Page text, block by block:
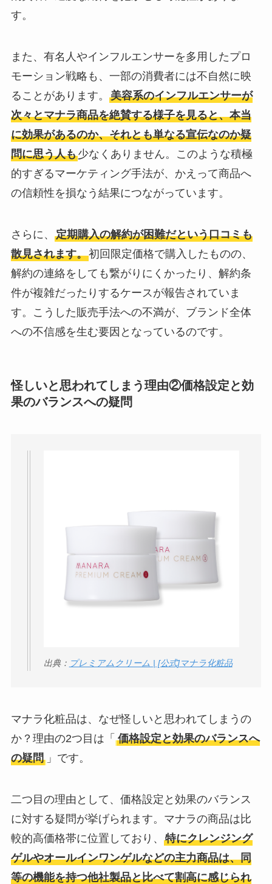
す。
また、有名人やインフルエンサーを多用したプロ
モーション戦略も、一部の消費者には不自然に映
ることがあります。 美容系のインフルエンサーが
次々とマナラ商品を絶賛する様子を見ると、本当
に効果があるのか、それとも単なる宣伝なのか疑
問に思う人も少なくありません。このような積極
的すぎるマーケティング手法が、かえって商品へ
の信頼性を損なう結果につながっています。
さらに、 定期購入の解約が困難だという口コミも
散見されます。初回限定価格で購入したものの、
解約の連絡をしても繋がりにくかったり、解約条
件が複雑だったりするケースが報告されていま
す。こうした販売手法への不満が、ブランド全体
への不信感を生む要因となっているのです。
怪しいと思われてしまう理由②価格設定と効
果のバランスへの疑問
出典： プレミアムクリーム | [公式]マナラ化粧品
マナラ化粧品は、なぜ怪しいと思われてしまうの
か？理由の2つ目は「 価格設定と効果のバランスへ
の疑問 」です。
二つ目の理由として、価格設定と効果のバランス
に対する疑問が挙げられます。マナラの商品は比
較的高価格帯に位置しており、 特にクレンジング
ゲルやオールインワンゲルなどの主力商品は、同
等の機能を持つ他社製品と比べて割高に感じられ